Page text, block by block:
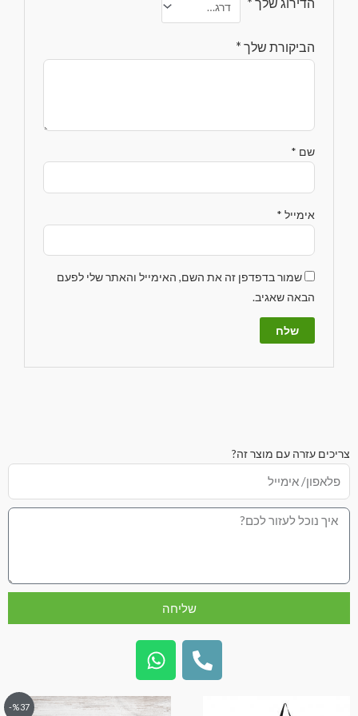
הביקורת שלך *
שם *
אימייל *
שמור בדפדפן זה את השם, האימייל והאתר שלי לפעם
הבאה שאגיב.
צריכים עזרה עם מוצר זה?
שליחה
%37-